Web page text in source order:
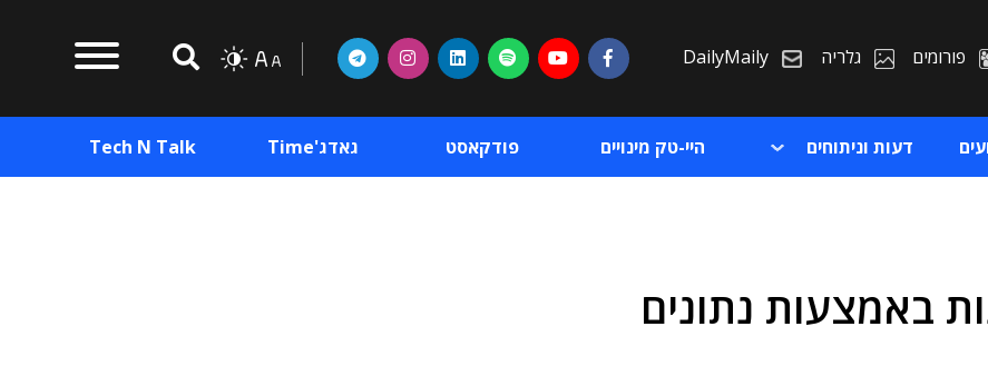
פורומים גלריה DailyMaily
דעות וניתוחים היי-טק מינויים פודקאסט גאדג'Time Tech N Talk
באמצעות נתונים